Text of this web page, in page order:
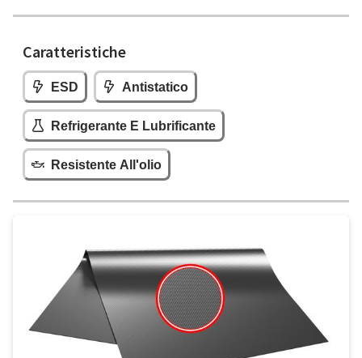
Caratteristiche
ESD Antistatico
Refrigerante E Lubrificante
Resistente All'olio